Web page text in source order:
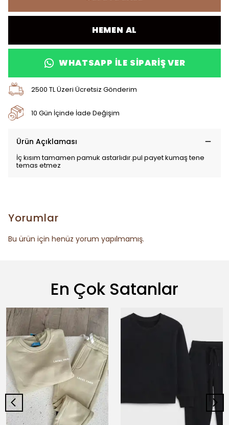
HEMEN AL
WHATSAPP ILE SIPARIŞ VER
2500 TL Üzeri Ücretsiz Gönderim
10 Gün İçinde İade Değişim
Ürün Açıklaması
İç kısım tamamen pamuk astarlıdır.pul payet kumaş tene
temas etmez
Yorumlar
Bu ürün için henüz yorum yapılmamış.
En Çok Satanlar